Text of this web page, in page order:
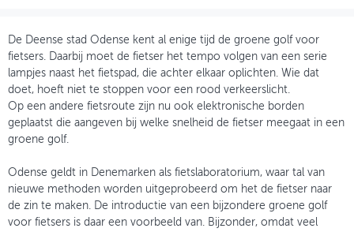
De Deense stad Odense kent al enige tijd de groene golf voor
fietsers. Daarbij moet de fietser het tempo volgen van een serie
lampjes naast het fietspad, die achter elkaar oplichten. Wie dat
doet, hoeft niet te stoppen voor een rood verkeerslicht.
Op een andere fietsroute zijn nu ook elektronische borden
geplaatst die aangeven bij welke snelheid de fietser meegaat in een
groene golf.
Odense geldt in Denemarken als fietslaboratorium, waar tal van
nieuwe methoden worden uitgeprobeerd om het de fietser naar
de zin te maken. De introductie van een bijzondere groene golf
voor fietsers is daar een voorbeeld van. Bijzonder, omdat veel